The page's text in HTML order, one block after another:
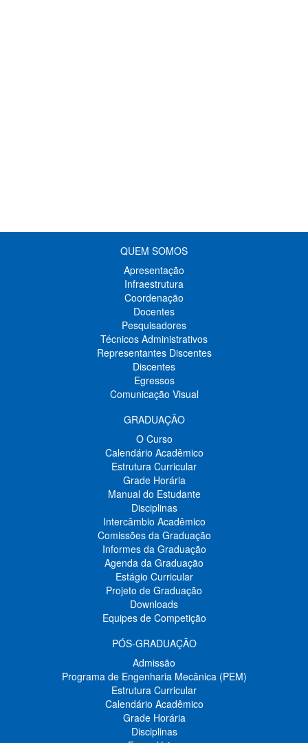
QUEM SOMOS
Apresentação
Infraestrutura
Coordenação
Docentes
Pesquisadores
Técnicos Administrativos
Representantes Discentes
Discentes
Egressos
Comunicação Visual
GRADUAÇÃO
O Curso
Calendário Acadêmico
Estrutura Curricular
Grade Horária
Manual do Estudante
Disciplinas
Intercâmbio Acadêmico
Comissões da Graduação
Informes da Graduação
Agenda da Graduação
Estágio Curricular
Projeto de Graduação
Downloads
Equipes de Competição
PÓS-GRADUAÇÃO
Admissão
Programa de Engenharia Mecânica (PEM)
Estrutura Curricular
Calendário Acadêmico
Grade Horária
Disciplinas